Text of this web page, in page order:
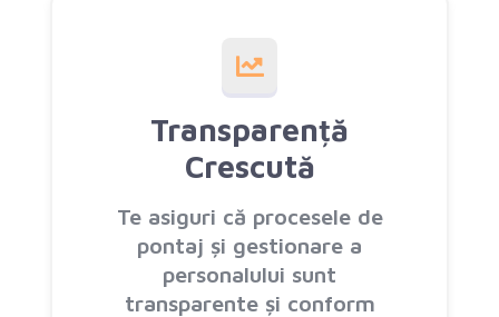
Transparență
Crescută
Te asiguri că procesele de
pontaj și gestionare a
personalului sunt
transparente și conform